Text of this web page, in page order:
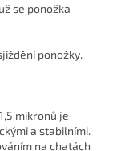
se ponožka
ponožky.
mikronů je
a stabilními.
na chatách